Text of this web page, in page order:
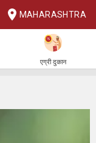
MAHARASHTRA
एग्री दुकान